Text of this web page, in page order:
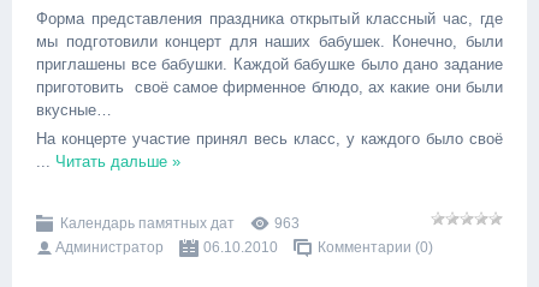
Форма представления праздника открытый классный час, где
мы подготовили концерт для наших бабушек. Конечно, были
приглашены все бабушки. Каждой бабушке было дано задание
приготовить своё самое фирменное блюдо, ах какие они были
вкусные…
На концерте участие принял весь класс, у каждого было своё
... Читать дальше »
Календарь памятных дат
963
Администратор
06.10.2010 Комментарии (0)